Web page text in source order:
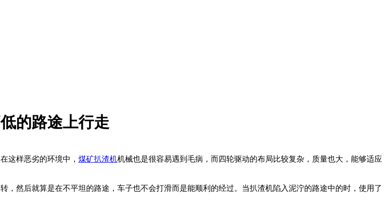
的路途上行走
这样恶劣的环境中， 煤矿扒渣机机械也是很容易遇到毛病，而四轮驱动的布局比较复杂，质量也大，能够适应
然后就算是在不平坦的路途，车子也不会打滑而是能顺利的经过。当扒渣机陷入泥泞的路途中的时，使用了